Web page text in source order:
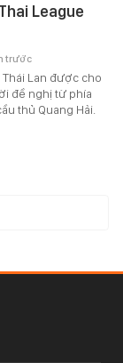
League
Thái Lan được cho
đề nghị từ phía
thủ Quang Hải.
trước